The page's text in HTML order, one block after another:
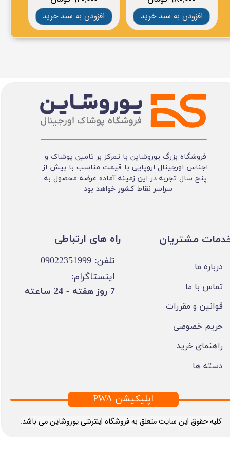
افزودن به سبد خرید افزودن به سبد خرید
فروشگاه بزرگ یوروشاین با تمرکز بر تامین پوشاک و
اجناس اورجینال اروپایی با قیمت مناسب با بیش از
پنج سال تجربه در این زمینه آماده عرضه محصول به
سراسر نقاط کشور خواهد بود
​کلیه حقوق این سایت متعلق به فروشگاه اینترنتی یوروشاین می باشد.
مشتریان
درباره ما
تماس با ما
قوانین و مقررات
حریم خصوصی
راهنمای خرید
دسته ها
تلفن: 09022351999
اینستاگرام:
​7 روز هفته - 24 ساعته ​​​​​​​
PWA اپلیکیشن
​​راه های ارتباطی